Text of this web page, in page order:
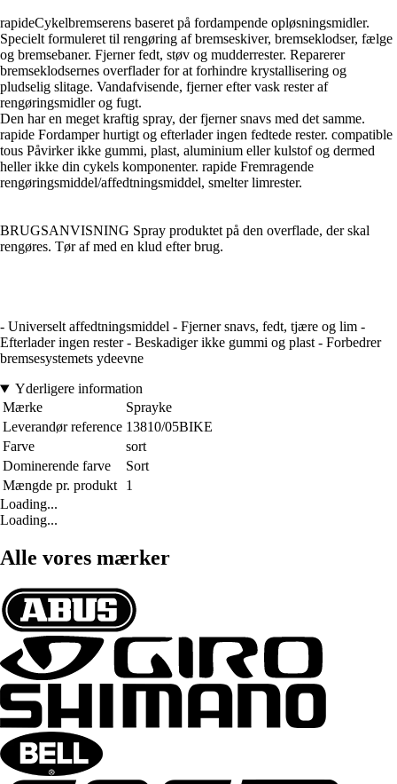
rapideCykelbremserens baseret på fordampende opløsningsmidler.
Specielt formuleret til rengøring af bremseskiver, bremseklodser, fælge
og bremsebaner. Fjerner fedt, støv og mudderrester. Reparerer
bremseklodsernes overflader for at forhindre krystallisering og
pludselig slitage. Vandafvisende, fjerner efter vask rester af
rengøringsmidler og fugt.
Den har en meget kraftig spray, der fjerner snavs med det samme.
rapide Fordamper hurtigt og efterlader ingen fedtede rester. compatible
tous Påvirker ikke gummi, plast, aluminium eller kulstof og dermed
heller ikke din cykels komponenter. rapide Fremragende
rengøringsmiddel/affedtningsmiddel, smelter limrester.
BRUGSANVISNING Spray produktet på den overflade, der skal
rengøres. Tør af med en klud efter brug.
- Universelt affedtningsmiddel - Fjerner snavs, fedt, tjære og lim -
Efterlader ingen rester - Beskadiger ikke gummi og plast - Forbedrer
bremsesystemets ydeevne
Yderligere information
Mærke
Sprayke
Leverandør reference 13810/05BIKE
Farve
sort
Dominerende farve
Sort
Mængde pr. produkt
1
Loading...
Loading...
Alle vores mærker